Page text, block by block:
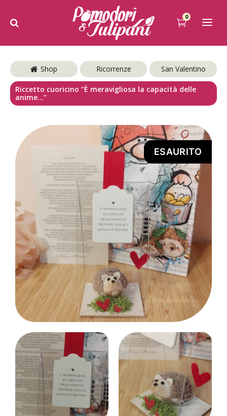
0
Shop Ricorrenze San Valentino
Riccetto cuoricino “È meravigliosa la capacità delle
anime…”
ESAURITO